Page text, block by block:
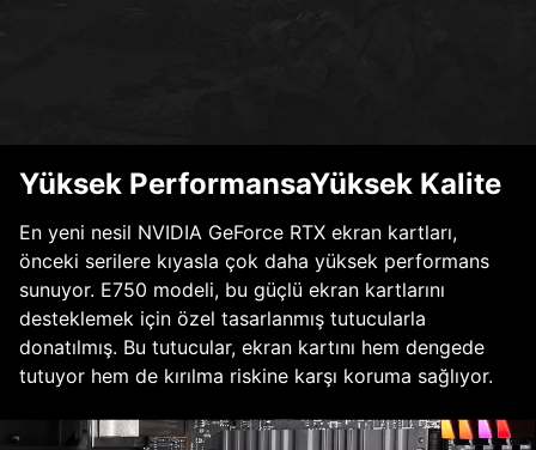
Yüksek PerformansaYüksek Kalite
En yeni nesil NVIDIA GeForce RTX ekran kartları,
önceki serilere kıyasla çok daha yüksek performans
sunuyor. E750 modeli, bu güçlü ekran kartlarını
desteklemek için özel tasarlanmış tutucularla
donatılmış. Bu tutucular, ekran kartını hem dengede
tutuyor hem de kırılma riskine karşı koruma sağlıyor.